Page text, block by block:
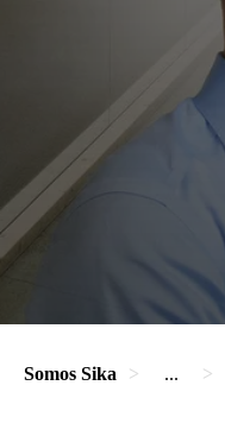
Somos Sika ...